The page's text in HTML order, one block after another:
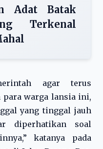
Adat Batak
Terkenal
agar terus
para warga lansia ini,
yang tinggal jauh
diperhatikan soal
katanya pada